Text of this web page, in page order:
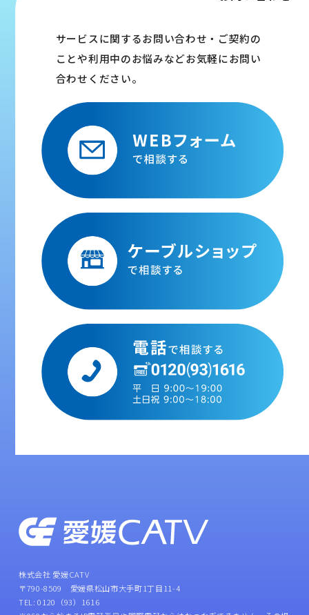
サービスに関するお問い合わせ・ご契約の
ことや利用中のお悩みなどお気軽にお問い
合わせください。
株式会社 愛媛CATV
〒790-8509 愛媛県松山市大手町1丁目11-4
TEL: 0120（93）1616